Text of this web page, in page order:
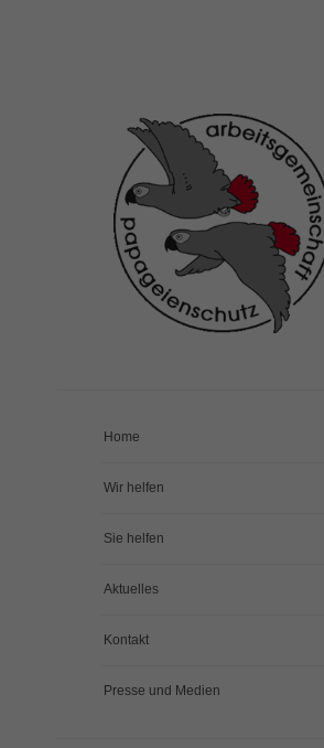
Home
Wir helfen
Sie helfen
Aktuelles
Kontakt
Presse und Medien